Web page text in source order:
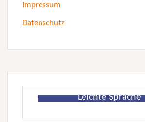
Impressum
Datenschutz
Leichte Sprache